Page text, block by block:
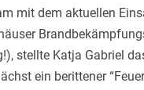
mit dem aktuellen
stellte Katja Gabriel
ein berittener